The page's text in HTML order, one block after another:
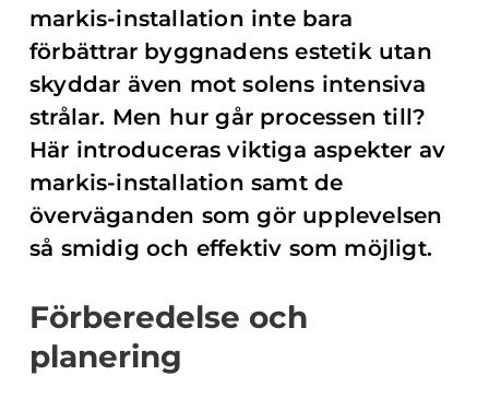
markis-installation inte bara
förbättrar byggnadens estetik utan
skyddar även mot solens intensiva
strålar. Men hur går processen till?
Här introduceras viktiga aspekter av
markis-installation samt de
överväganden som gör upplevelsen
så smidig och effektiv som möjligt.
Förberedelse och
planering